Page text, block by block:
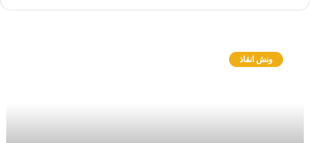
ونش انقاذ